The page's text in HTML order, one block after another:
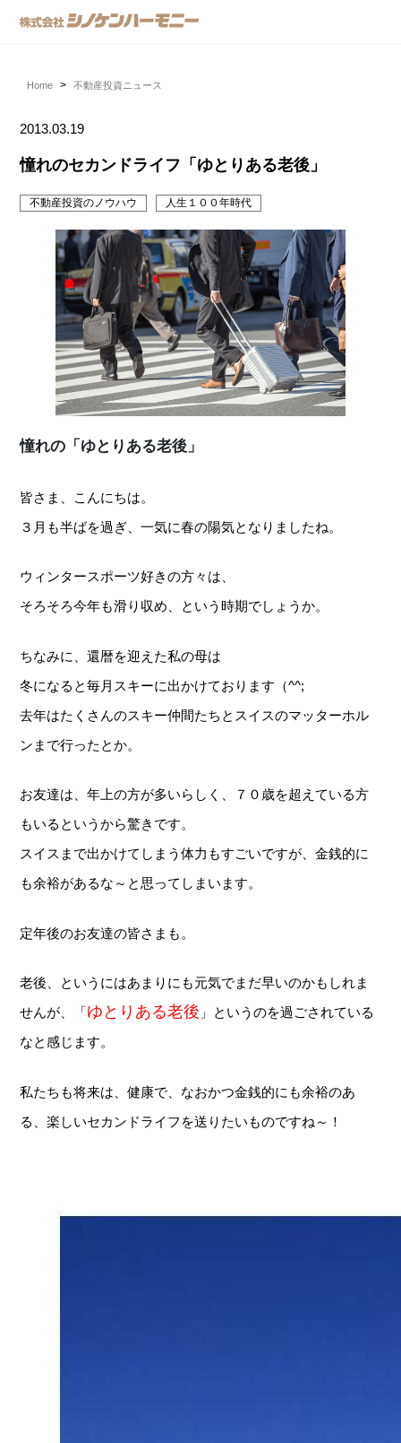
Home 不動産投資ニュース
2013.03.19
憧れのセカンドライフ「ゆとりある老後」
不動産投資のノウハウ 人生１００年時代
憧れの「ゆとりある老後」
皆さま、こんにちは。
３月も半ばを過ぎ、一気に春の陽気となりましたね。
ウィンタースポーツ好きの方々は、
そろそろ今年も滑り収め、という時期でしょうか。
ちなみに、還暦を迎えた私の母は
冬になると毎月スキーに出かけております（^^;
去年はたくさんのスキー仲間たちとスイスのマッターホル
ンまで行ったとか。
お友達は、年上の方が多いらしく、７０歳を超えている方
もいるというから驚きです。
スイスまで出かけてしまう体力もすごいですが、金銭的に
も余裕があるな～と思ってしまいます。
定年後のお友達の皆さまも。
老後、というにはあまりにも元気でまだ早いのかもしれま
せんが、「ゆとりある老後 」というのを過ごされている
なと感じます。
私たちも将来は、健康で、なおかつ金銭的にも余裕のあ
る、楽しいセカンドライフを送りたいものですね～！